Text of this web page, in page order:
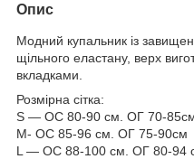
Опис
Модний купальник із
щільного еластану, верх
вкладками.
Розмірна сітка:
S — ОС 80-90 см. ОГ 70-
M- ОС 85-96 см. ОГ 75-90см
L — ОС 88-100 см. ОГ 80-94